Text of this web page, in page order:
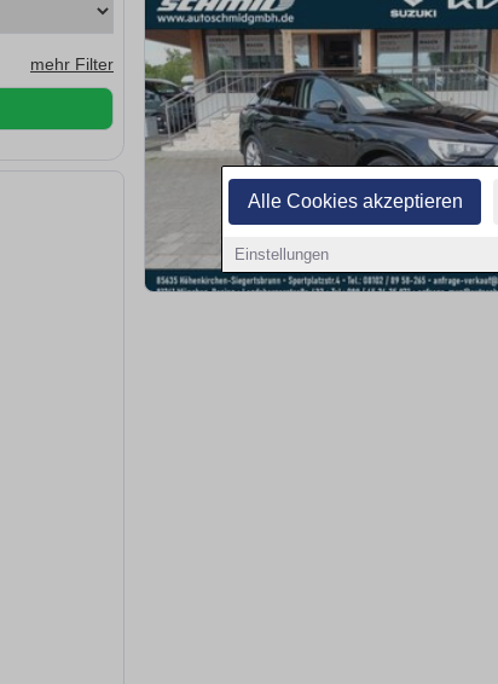
Alle Cookies akzeptieren
Einstellungen
mehr Filter